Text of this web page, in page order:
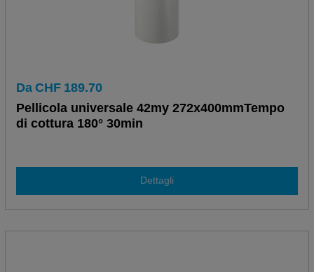
Da CHF 189.70
Pellicola universale 42my 272x400mmTempo
di cottura 180° 30min
Dettagli